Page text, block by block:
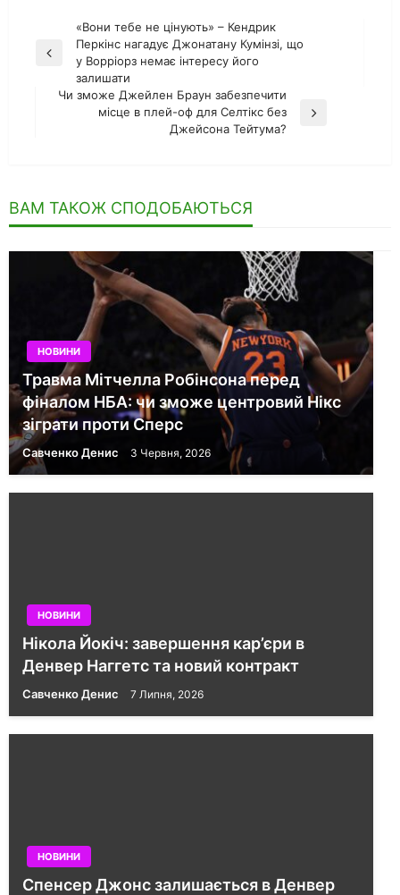
Навігація
записів
Попередній
«Вони тебе не цінують» – Кендрик
Перкінс нагадує Джонатану Кумінзі, що
у Ворріорз немає інтересу його
залишати
Наступний
Чи зможе Джейлен Браун забезпечити
місце в плей-оф для Селтікс без
Джейсона Тейтума?
ВАМ ТАКОЖ СПОДОБАЮТЬСЯ
НОВИНИ
Травма Мітчелла Робінсона перед
фіналом НБА: чи зможе центровий Нікс
зіграти проти Сперс
Савченко Денис 3 Червня, 2026
НОВИНИ
Нікола Йокіч: завершення кар’єри в
Денвер Наггетс та новий контракт
Савченко Денис 7 Липня, 2026
НОВИНИ
Спенсер Джонс залишається в Денвер